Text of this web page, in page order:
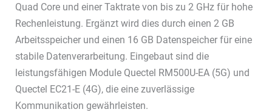
Quad Core und einer Taktrate von bis zu 2 GHz für hohe
Rechenleistung. Ergänzt wird dies durch einen 2 GB
Arbeitsspeicher und einen 16 GB Datenspeicher für eine
stabile Datenverarbeitung. Eingebaut sind die
leistungsfähigen Module Quectel RM500U-EA (5G) und
Quectel EC21-E (4G), die eine zuverlässige
Kommunikation gewährleisten.